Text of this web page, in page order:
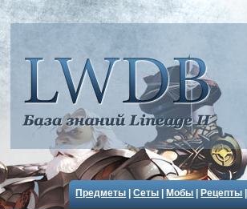
Предметы |Сеты Мобы Рецепты